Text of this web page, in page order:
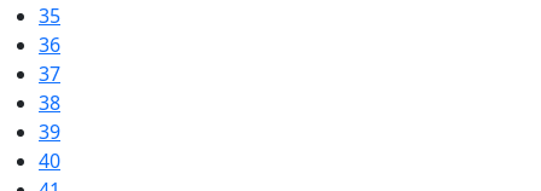
35
36
37
38
39
40